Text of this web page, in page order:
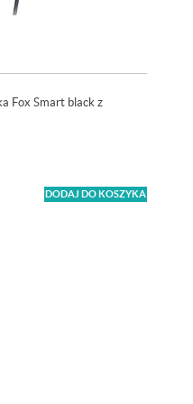
Fox Smart black z
DODAJ DO KOSZYKA